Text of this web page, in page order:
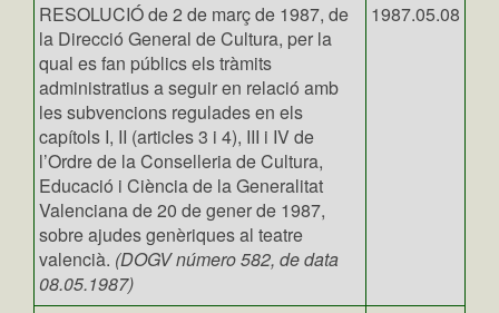
RESOLUCIÓ de 2 de març de 1987, de
la Direcció General de Cultura, per la
qual es fan públics els tràmits
administratius a seguir en relació amb
les subvencions regulades en els
capítols I, II (articles 3 i 4), III i IV de
l’Ordre de la Conselleria de Cultura,
Educació i Ciència de la Generalitat
Valenciana de 20 de gener de 1987,
sobre ajudes genèriques al teatre
valencià. (DOGV número 582, de data
08.05.1987)
1987.05.08